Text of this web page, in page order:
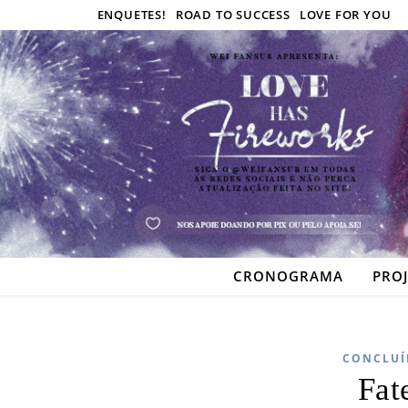
ENQUETES! ROAD TO SUCCESS LOVE FOR YOU
CRONOGRAMA